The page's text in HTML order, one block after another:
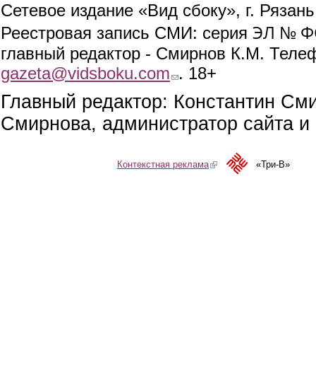
Сетевое издание «Вид сбоку», г.
Реестровая запись СМИ: серия ЭЛ №
главный редактор - Смирнов К.М.
gazeta@vidsboku.com (link sends e-mail)
. 18+
Главный редактор: Константин
Смирнова, администратор сайта
Контекстная реклама(link is external)«Три-В»